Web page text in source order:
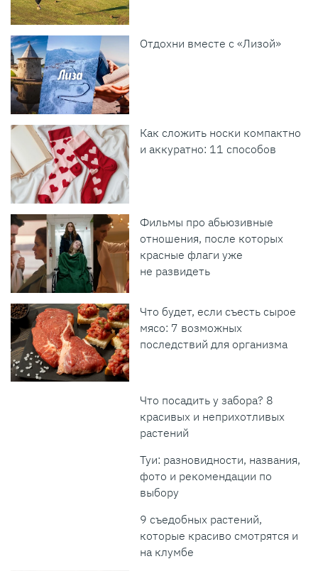
Отдохни вместе с «Лизой»
Как сложить носки компактно
и аккуратно: 11 способов
Фильмы про абьюзивные
отношения, после которых
красные флаги уже
не развидеть
Что будет, если съесть сырое
мясо: 7 возможных
последствий для организма
Что посадить у забора? 8
красивых и неприхотливых
растений
Туи: разновидности, названия,
фото и рекомендации по
выбору
9 съедобных растений,
которые красиво смотрятся и
на клумбе